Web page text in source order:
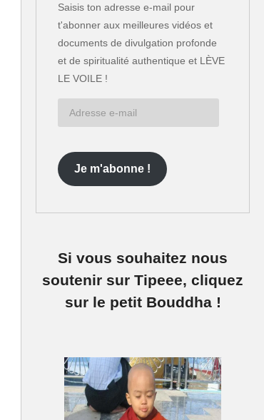
Saisis ton adresse e-mail pour
t'abonner aux meilleures vidéos et
documents de divulgation profonde
et de spiritualité authentique et LÈVE
LE VOILE !
Je m'abonne !
Si vous souhaitez nous
soutenir sur Tipeee, cliquez
sur le petit Bouddha !